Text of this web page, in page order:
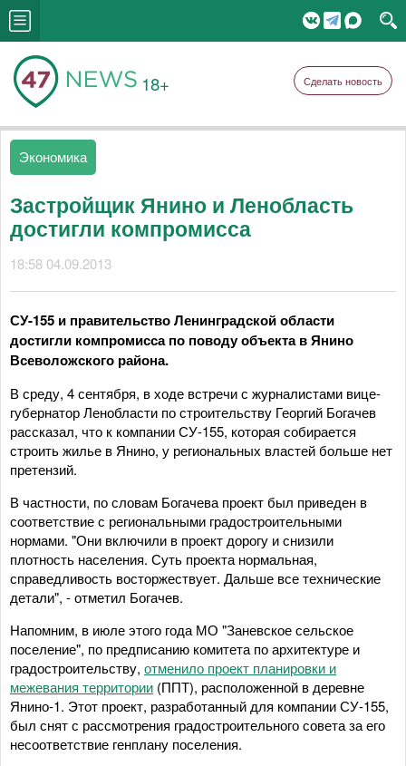
18+ Сделать новость
Экономика
Застройщик Янино и Ленобласть
достигли компромисса
18:58 04.09.2013
СУ-155 и правительство Ленинградской области
достигли компромисса по поводу объекта в Янино
Всеволожского района.
В среду, 4 сентября, в ходе встречи с журналистами вице-
губернатор Ленобласти по строительству Георгий Богачев
рассказал, что к компании СУ-155, которая собирается
строить жилье в Янино, у региональных властей больше нет
претензий.
В частности, по словам Богачева проект был приведен в
соответствие с региональными градостроительными
нормами. "Они включили в проект дорогу и снизили
плотность населения. Суть проекта нормальная,
справедливость восторжествует. Дальше все технические
детали", - отметил Богачев.
Напомним, в июле этого года МО "Заневское сельское
поселение", по предписанию комитета по архитектуре и
градостроительству, отменило проект планировки и
межевания территории (ППТ), расположенной в деревне
Янино-1. Этот проект, разработанный для компании СУ-155,
был снят с рассмотрения градостроительного совета за его
несоответствие генплану поселения.